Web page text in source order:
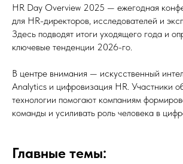
HR Day Overview 2025 — ежегодная
для HR-директоров, исследователей и
Здесь подводят итоги уходящего года и
ключевые тенденции 2026-го.
В центре внимания — искусственный
Analytics и цифровизация HR. Участники
технологии помогают компаниям
команды и усиливать роль человека в
Главные темы: